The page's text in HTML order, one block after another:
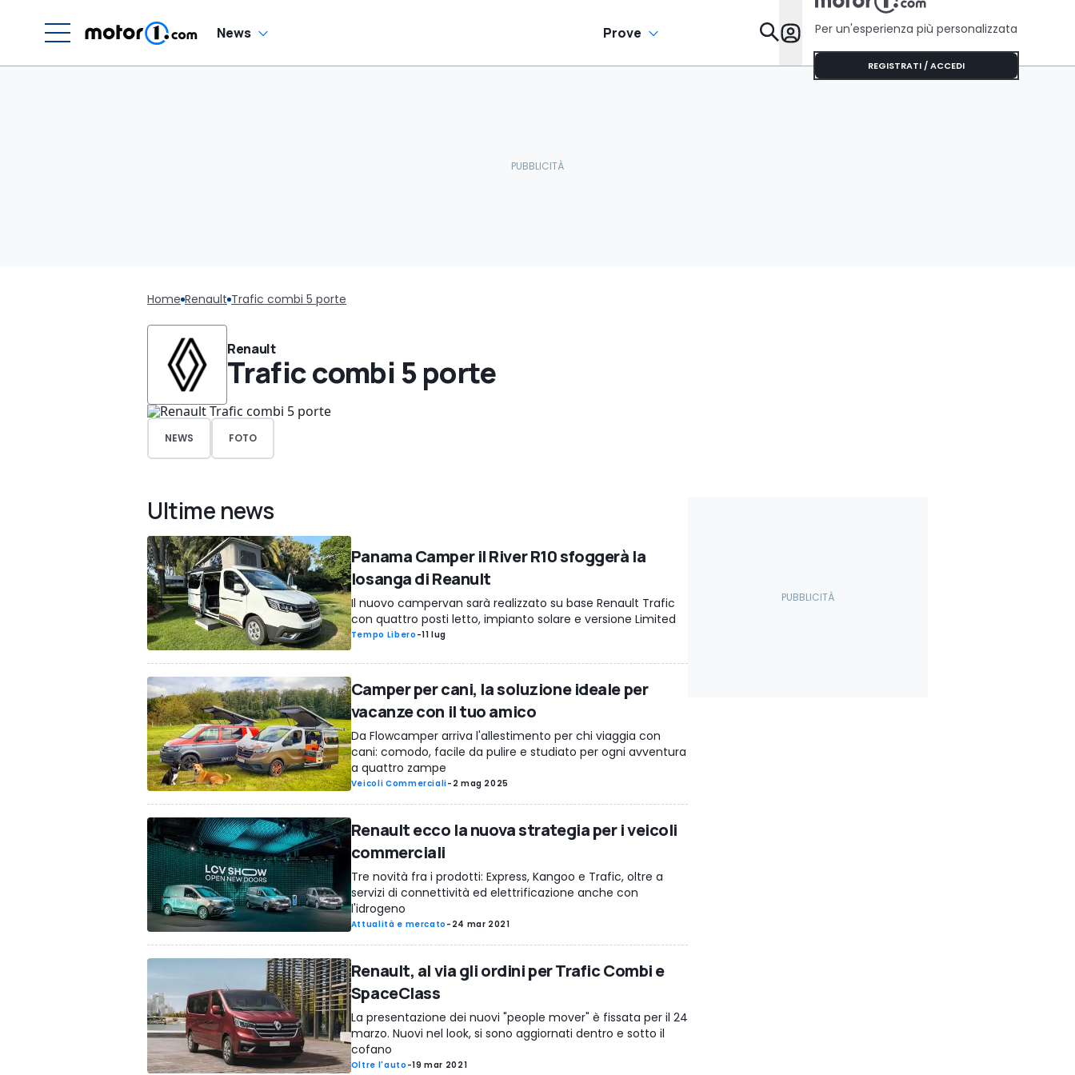
News Prove Da Sapere
Per un'esperienza più personalizzata
REGISTRATI / ACCEDI
Home Renault Trafic combi 5 porte
Renault
Trafic combi 5 porte
NEWS FOTO
Ultime news
Panama Camper il River R10 sfoggerà la
losanga di Reanult
Il nuovo campervan sarà realizzato su base Renault Trafic
con quattro posti letto, impianto solare e versione Limited
Tempo Libero -11 lug
Camper per cani, la soluzione ideale per
vacanze con il tuo amico
Da Flowcamper arriva l'allestimento per chi viaggia con
cani: comodo, facile da pulire e studiato per ogni avventura
a quattro zampe
Veicoli Commerciali- 2 mag 2025
Renault ecco la nuova strategia per i veicoli
commerciali
Tre novità fra i prodotti: Express, Kangoo e Trafic, oltre a
servizi di connettività ed elettrificazione anche con
l'idrogeno
Attualità e mercato - 24 mar 2021
Renault, al via gli ordini per Trafic Combi e
SpaceClass
La presentazione dei nuovi "people mover" è fissata per il 24
marzo. Nuovi nel look, si sono aggiornati dentro e sotto il
cofano
Oltre l'auto -19 mar 2021